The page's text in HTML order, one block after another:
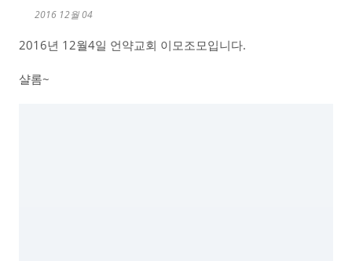
2016 12월 04
2016년 12월4일 언약교회 이모조모입니다.
샬롬~